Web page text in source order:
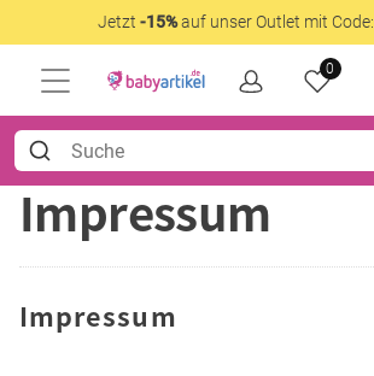
Jetzt -15%auf unser Outlet mit Code:
0
Impressum
Impressum